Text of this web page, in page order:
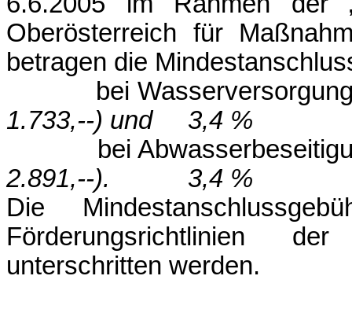
Oberösterreich für
betragen die
bei
1.733,--) und 3,4 %
bei
2.891,--). 3,4 %
Die
Förderungsrichtlinien
unterschritten werden.